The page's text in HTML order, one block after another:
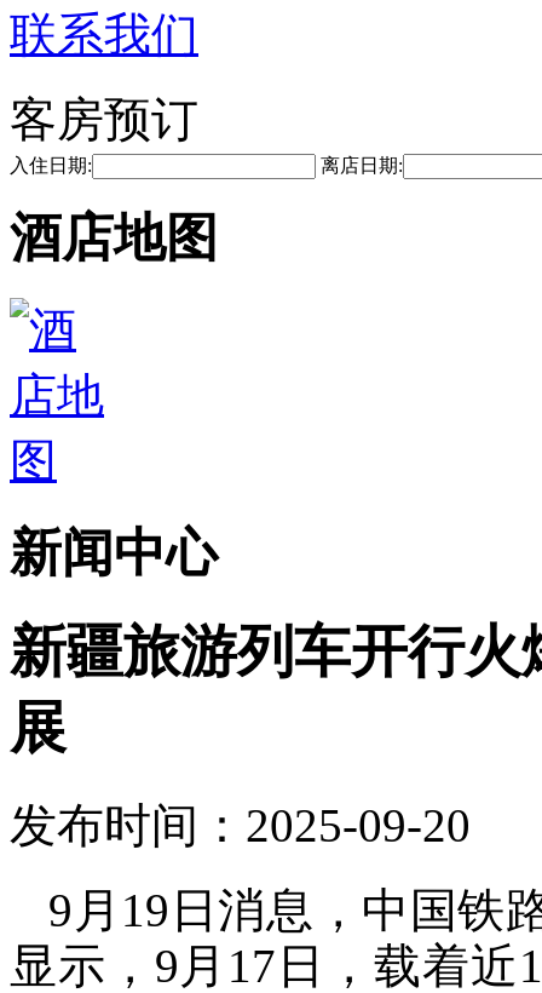
联系我们
客房预订
入住日期: 离店日期:
酒店地图
新闻中心
新疆旅游列车开行
展
发布时间：2025-09-20
9月19日消息，中国铁
显示，9月17日，载着近